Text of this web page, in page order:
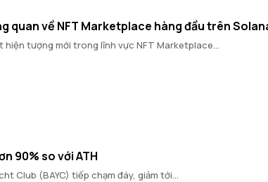
quan về NFT Marketplace hàng đầu trên
hiện tượng mới trong lĩnh vực NFT Marketplace...
90% so với ATH
Club (BAYC) tiếp chạm đáy, giảm tới...